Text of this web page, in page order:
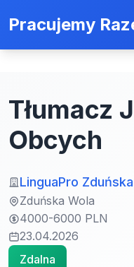
Pracujemy
Tłumacz
Obcych
LinguaPro
Zduńska Wola
4000-6000 PLN
23.04.2026
Zdalna